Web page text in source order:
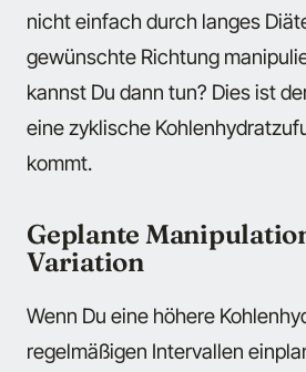
nicht einfach durch langes
gewünschte Richtung
kannst Du dann tun? Dies ist
eine zyklische
kommt.
Geplante
Variation
Wenn Du eine höhere
regelmäßigen Intervallen